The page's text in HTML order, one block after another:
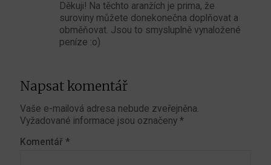
Děkuji! Na těchto aranžích je prima, že
suroviny můžete donekonečna doplňovat a
obměňovat. Jsou to smysluplně vynaložené
peníze :o)
Napsat komentář
Vaše e-mailová adresa nebude zveřejněna.
Vyžadované informace jsou označeny *
Komentář *